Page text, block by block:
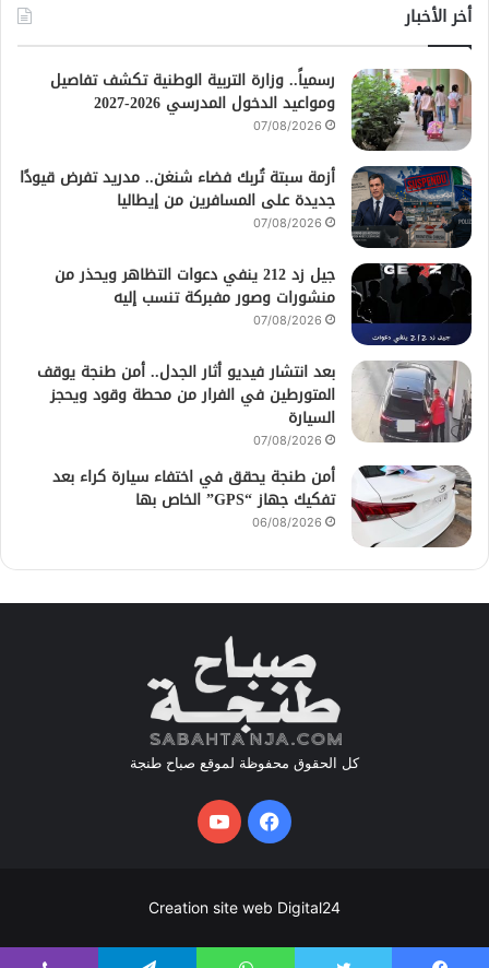
أخر الأخبار
رسمياً.. وزارة التربية الوطنية تكشف تفاصيل
ومواعيد الدخول المدرسي 2026-2027
07/08/2026
أزمة سبتة تُربك فضاء شنغن.. مدريد تفرض قيودًا
جديدة على المسافرين من إيطاليا
07/08/2026
جيل زد 212 ينفي دعوات التظاهر ويحذر من
منشورات وصور مفبركة تنسب إليه
07/08/2026
بعد انتشار فيديو أثار الجدل.. أمن طنجة يوقف
المتورطين في الفرار من محطة وقود ويحجز
السيارة
07/08/2026
أمن طنجة يحقق في اختفاء سيارة كراء بعد
تفكيك جهاز “GPS” الخاص بها
06/08/2026
كل الحقوق محفوظة لموقع صباح طنجة
فيسبوكيوتيوب
Creation site web Digital24